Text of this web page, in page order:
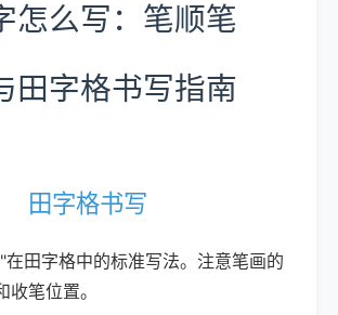
怎么写：笔顺笔
田字格书写指南
田字格书写
田字格中的标准写法。注意笔画的
笔位置。